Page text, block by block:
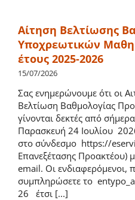
Κατατάξεις Πτυχιούχων στο
Επιστημών
Παιδαγωγική και Διδακτική
Αίτηση Bελτίωσης
Υποχρεωτικών
έτους 2025-2026
15/07/2026
Σας ενημερώνουμε ότι οι
Βελτίωση Βαθμολογίας
γίνονται δεκτές από
Παρασκευή 24 Ιουλίου
στο σύνδεσμο https://
Επανεξέτασης Προακτέου)
email. Οι ενδιαφερόμενοι,
συμπληρώσετε το
26 έτσι [...]